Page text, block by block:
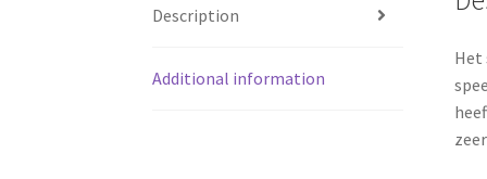
Description
Additional information
Het